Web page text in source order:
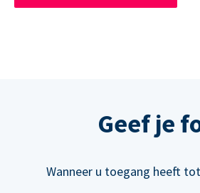
Geef je
Wanneer u toegang heeft